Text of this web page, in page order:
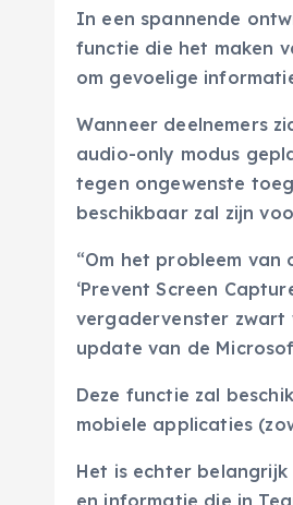
In een spannende
functie die het maken
om gevoelige
Wanneer deelnemers
audio-only modus
tegen ongewenste
beschikbaar zal zijn
“Om het probleem
‘Prevent Screen
vergadervenster zwart
update van de
Deze functie zal
mobiele applicaties
Het is echter
en informatie die in